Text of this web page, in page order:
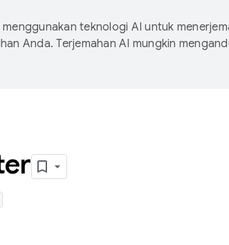
teknologi AI untuk
Anda. Terjemahan AI mungkin